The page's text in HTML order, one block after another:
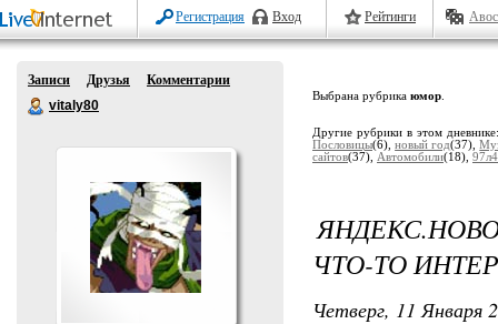
Регистрация Вход Рейтинги
Записи Друзья
Комментарии
vitaly80
Выбрана рубрика юмор
Другие рубрики в этом
Пословицы(6),новый год(37),
сайтов(37), Автомобили(18),
ЧТО-ТО
Четверг, 11 Января